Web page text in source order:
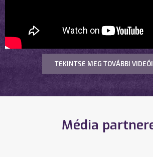
TEKINTSE MEG TOVÁBBI
Média